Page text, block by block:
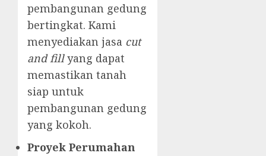
pembangunan gedung
bertingkat. Kami
menyediakan jasa cut
and fillyang dapat
memastikan tanah
siap untuk
pembangunan gedung
yang kokoh.
Proyek Perumahan